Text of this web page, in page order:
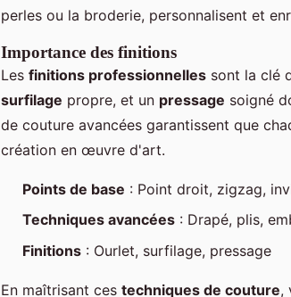
perles ou la broderie, personnalisent et
Importance des finitions
Les finitions professionnelles sont la clé
surfilage propre, et un pressage soigné
de couture avancées garantissent que
création en œuvre d'art.
Points de base : Point droit, zigzag,
Techniques avancées : Drapé, plis,
Finitions : Ourlet, surfilage, pressage
En maîtrisant ces techniques de couture,